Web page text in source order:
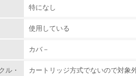
環境配慮型製品・サービスの
特になし
使用している
カバ－
ル・
カートリッジ方式でないので対象